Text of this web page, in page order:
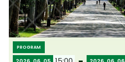
PROGRAM